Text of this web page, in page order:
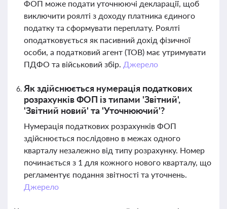
ФОП може подати уточнюючі декларації, щоб
виключити роялті з доходу платника єдиного
податку та сформувати переплату. Роялті
оподатковується як пасивний дохід фізичної
особи, а податковий агент (ТОВ) має утримувати
ПДФО та військовий збір. Джерело
Як здійснюється нумерація податкових
розрахунків ФОП із типами 'Звітний',
'Звітний новий' та 'Уточнюючий'?
Нумерація податкових розрахунків ФОП
здійснюється послідовно в межах одного
кварталу незалежно від типу розрахунку. Номер
починається з 1 для кожного нового кварталу, що
регламентує подання звітності та уточнень.
Джерело